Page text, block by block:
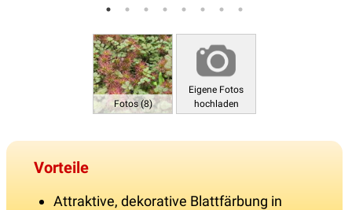
Fotos (8)
Eigene Fotos
hochladen
Vorteile
Attraktive, dekorative Blattfärbung in